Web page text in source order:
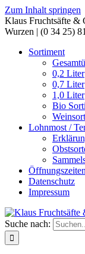
Zum Inhalt springen
Klaus Fruchtsäfte &
Wurzen | (0 34 25)
Sortiment
0,2 Liter
0,7 Liter
1,0 Liter
Bio
Lohnmost /
Öffnungszeiten
Datenschutz
Impressum
Suche nach: